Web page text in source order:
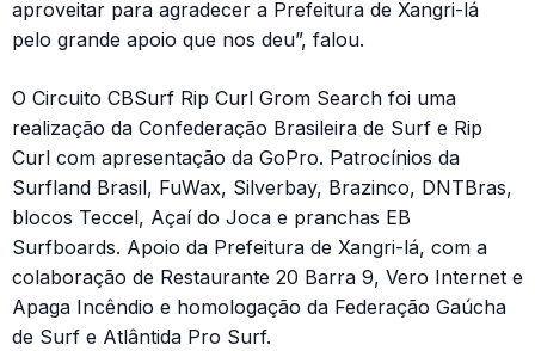
aproveitar para agradecer a Prefeitura de Xangri-lá
pelo grande apoio que nos deu”, falou.
O Circuito CBSurf Rip Curl Grom Search foi uma
realização da Confederação Brasileira de Surf e Rip
Curl com apresentação da GoPro. Patrocínios da
Surfland Brasil, FuWax, Silverbay, Brazinco, DNTBras,
blocos Teccel, Açaí do Joca e pranchas EB
Surfboards. Apoio da Prefeitura de Xangri-lá, com a
colaboração de Restaurante 20 Barra 9, Vero Internet e
Apaga Incêndio e homologação da Federação Gaúcha
de Surf e Atlântida Pro Surf.